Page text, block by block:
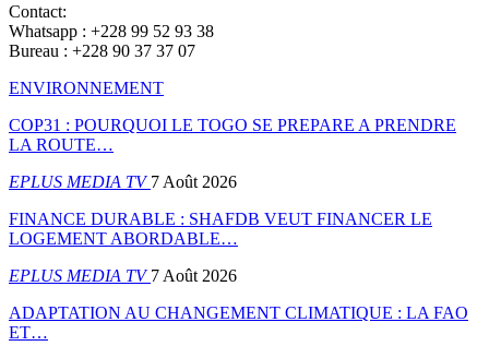
Contact:
Whatsapp : +228 99 52 93 38
Bureau : +228 90 37 37 07
ENVIRONNEMENT
COP31 : POURQUOI LE TOGO SE PREPARE A PRENDRE
LA ROUTE…
EPLUS MEDIA TV7 Août 2026
FINANCE DURABLE : SHAFDB VEUT FINANCER LE
LOGEMENT ABORDABLE…
EPLUS MEDIA TV7 Août 2026
ADAPTATION AU CHANGEMENT CLIMATIQUE : LA FAO
ET…